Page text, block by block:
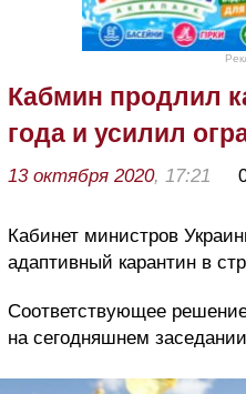
Кабмин продлил
года и усилил
13 октября 2020, 17:21
Кабинет министров
адаптивный карантин в
Соответствующее
на сегодняшнем